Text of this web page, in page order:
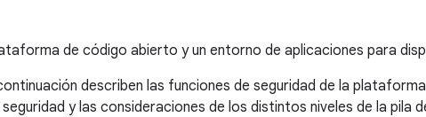
de código abierto y un entorno de aplicaciones para
describen las funciones de seguridad de la
y las consideraciones de los distintos niveles de la pila